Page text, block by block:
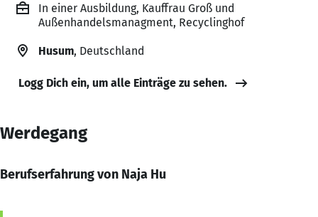
In einer Ausbildung, Kauffrau Groß und
Außenhandelsmanagment, Recyclinghof
Husum, Deutschland
Logg Dich ein, um alle Einträge zu sehen.
Werdegang
Berufserfahrung von Naja Hu